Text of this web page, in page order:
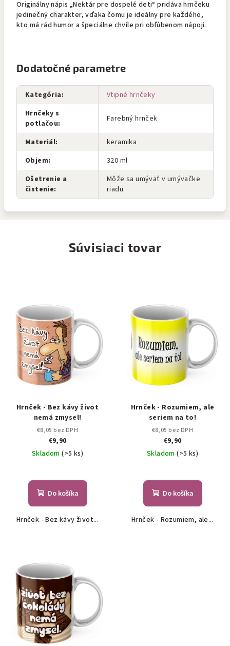
Originálny nápis „Nektár pre dospelé deti“ pridáva hrnčeku
jedinečný charakter, vďaka čomu je ideálny pre každého,
kto má rád humor a špeciálne chvíle pri obľúbenom nápoji.
Dodatočné parametre
Kategória:
Vtipné hrnčeky
Hrnčeky s
potlačou: Farebný hrnček
Materiál:
keramika
Objem:
320 ml
Ošetrenie a
čistenie:
Môže sa umývať v umývačke
riadu
Súvisiaci tovar
Hrnček - Bez kávy život
nemá zmysel!
€8,05 bez DPH
€9,90
Skladom(>5 ks)
Do košíka
Hrnček - Bez kávy život...
Hrnček - Rozumiem, ale
seriem na to!
€8,05 bez DPH
€9,90
Skladom(>5 ks)
Do košíka
Hrnček - Rozumiem, ale...